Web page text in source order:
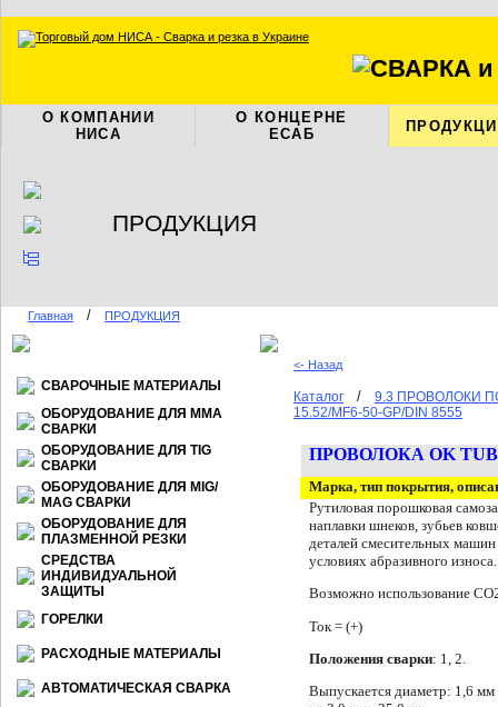
О КОМПАНИИ
НИСА
О КОНЦЕРНЕ
ЕСАБ
ПРОДУКЦИЯ
Главная / ПРОДУКЦИЯ
СВАРОЧНЫЕ МАТЕРИАЛЫ
ОБОРУДОВАНИЕ ДЛЯ ММА
СВАРКИ
ОБОРУДОВАНИЕ ДЛЯ TIG
СВАРКИ
ОБОРУДОВАНИЕ ДЛЯ МIG/
МАG СВАРКИ
ОБОРУДОВАНИЕ ДЛЯ
ПЛАЗМЕННОЙ РЕЗКИ
СРЕДСТВА
ИНДИВИДУАЛЬНОЙ
ЗАЩИТЫ
ГОРЕЛКИ
РАСХОДНЫЕ МАТЕРИАЛЫ
АВТОМАТИЧЕСКАЯ СВАРКА
<- Назад
Каталог / 9.3 ПРОВОЛОКИ
15.52/MF6-50-GP/DIN 8555
ПРОВОЛОКА OK
Марка, тип покрытия,
Рутиловая порошковая
наплавки шнеков, зубьев
деталей смесительных
условиях абразивно­го износа.
Возможно использование
Ток = (+)
Положения сварки: 1, 2.
Выпускается диаметр: 1,6